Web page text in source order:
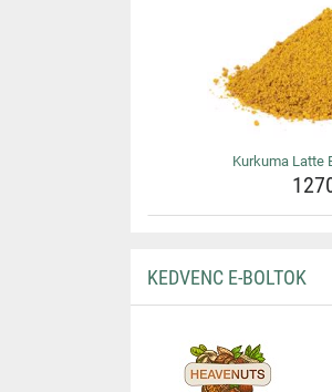
Kurkuma Latte
KEDVENC E-BOLTOK